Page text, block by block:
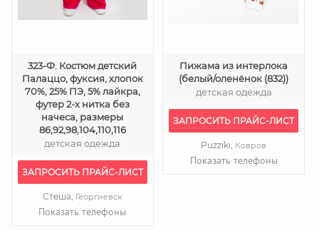
323-Ф. Костюм детский
Палаццо, фуксия, хлопок
70%, 25% ПЭ, 5% лайкра,
футер 2-х нитка без
начеса, размеры
86,92,98,104,110,116
детская одежда
ЗАПРОСИТЬ ПРАЙС-ЛИСТ
Стеша, Георгиевск
Показать телефоны
Пижама из интерлока
(белый/оленёнок (832))
детская одежда
ЗАПРОСИТЬ ПРАЙС-ЛИСТ
Puzziki, Ковров
Показать телефоны